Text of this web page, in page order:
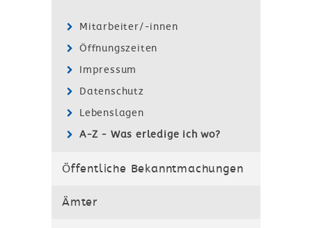
Mitarbeiter/-innen
Öffnungszeiten
Impressum
Datenschutz
Lebenslagen
A-Z - Was erledige ich wo?
Öffentliche Bekanntmachungen
Ämter